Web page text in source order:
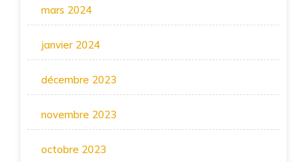
mars 2024
janvier 2024
décembre 2023
novembre 2023
octobre 2023